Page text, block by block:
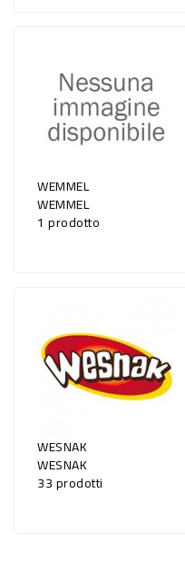
WEMMEL
WEMMEL
1 prodotto
WESNAK
WESNAK
33 prodotti